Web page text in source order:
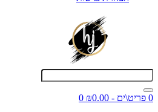
0 פריט\ים - ₪0.00
0